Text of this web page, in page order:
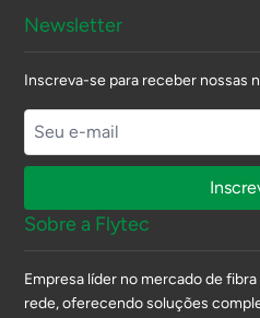
Sobre a Flytec
Empresa líder no mercado de
rede, oferecendo soluções
Newsletter
Inscreva-se para receber nossas